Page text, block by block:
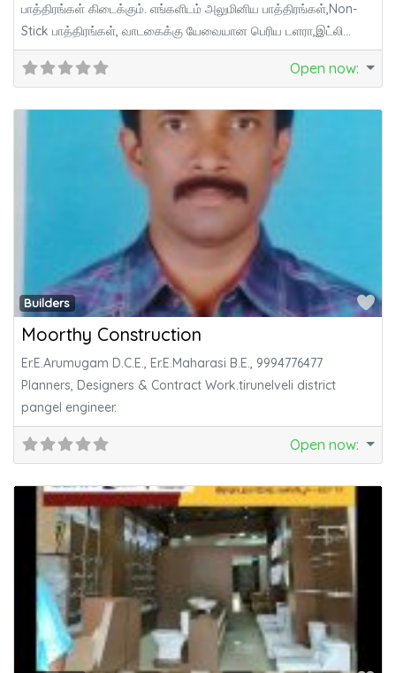
பாத்திரங்கள் கிடைக்கும். எங்களிடம் அலுமினிய பாத்திரங்கள்,Non-
Stick பாத்திரங்கள், வாடகைக்கு யேவையான பெரிய டளரா,இட்லி
பானை,பிளாஸ்டிக் சேர்,சில்வர் டேபிள்,
Open now:
Builders
Moorthy Construction
Er.E.Arumugam D.C.E., Er.E.Maharasi B.E., 9994776477
Planners, Designers & Contract Work.tirunelveli district
pangel engineer.
Open now: